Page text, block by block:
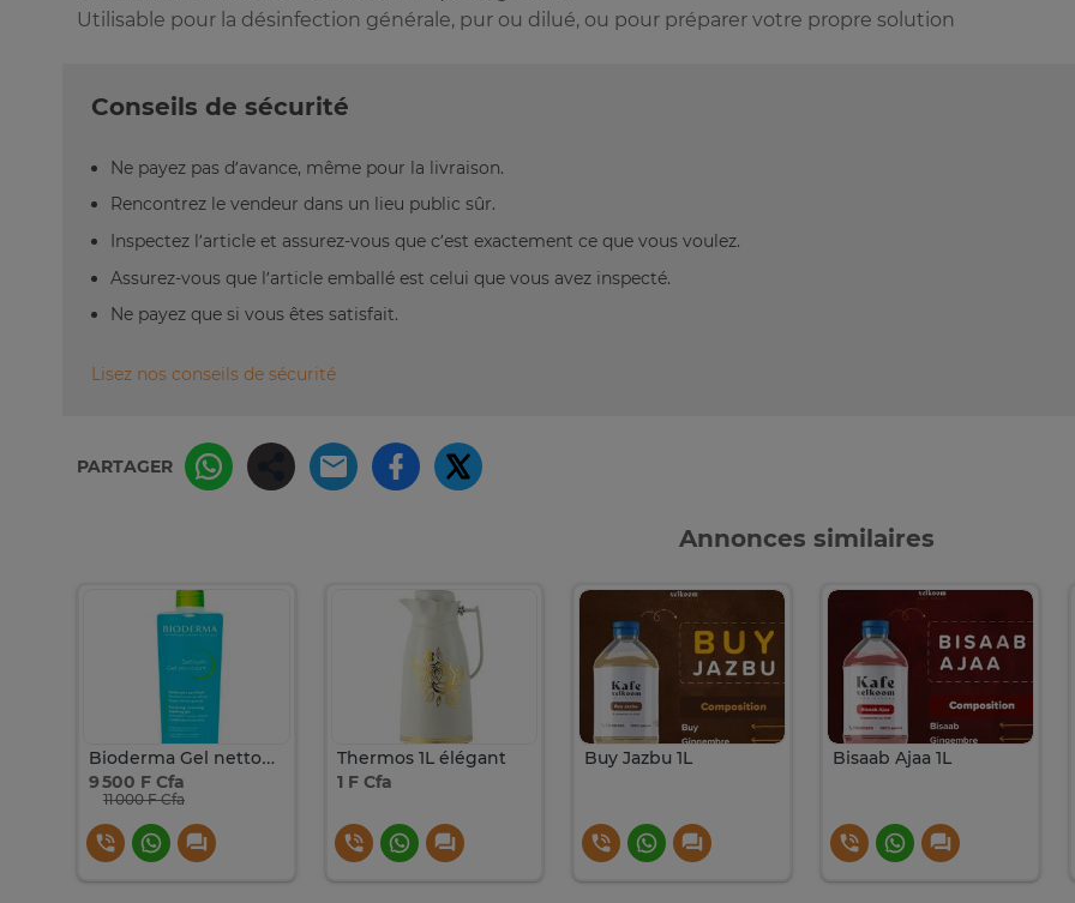
Utilisable pour la désinfection générale, pur ou dilué, ou pour préparer votre propre solution
Conseils de sécurité
Ne payez pas d’avance, même pour la livraison.
Rencontrez le vendeur dans un lieu public sûr.
Inspectez l’article et assurez-vous que c’est exactement ce que vous voulez.
Assurez-vous que l’article emballé est celui que vous avez inspecté.
Ne payez que si vous êtes satisfait.
Lisez nos conseils de sécurité
PARTAGER
Annonces similaires
Bioderma Gel nettoyant antibactérien Sebium 500 ml
9 500 F Cfa
11 000 F Cfa
Thermos 1L élégant
1 F Cfa
Buy Jazbu 1L Bisaab Ajaa 1L